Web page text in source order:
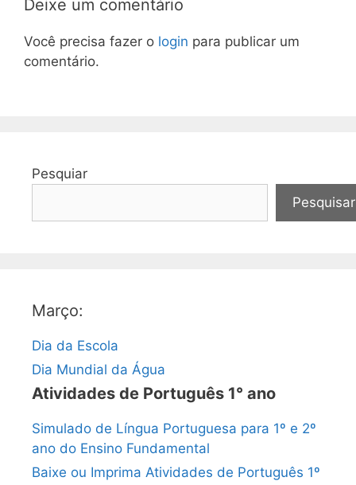
Deixe um comentário
Você precisa fazer o login para publicar um
comentário.
Pesquiar
Pesquisar
Março:
Dia da Escola
Dia Mundial da Água
Atividades de Português 1° ano
Simulado de Língua Portuguesa para 1º e 2º
ano do Ensino Fundamental
Baixe ou Imprima Atividades de Português 1º